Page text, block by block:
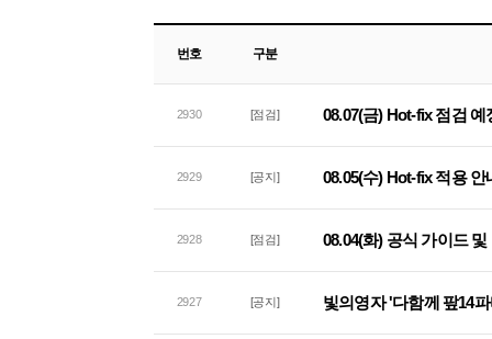
번호 구분
2930 [점검] 08.07(금) Hot-fix 점검 예
2929 [공지] 08.05(수) Hot-fix 적용 안
2928 [점검] 08.04(화) 공식 가이드
2927 [공지] 빛의영자 '다함께 팦14